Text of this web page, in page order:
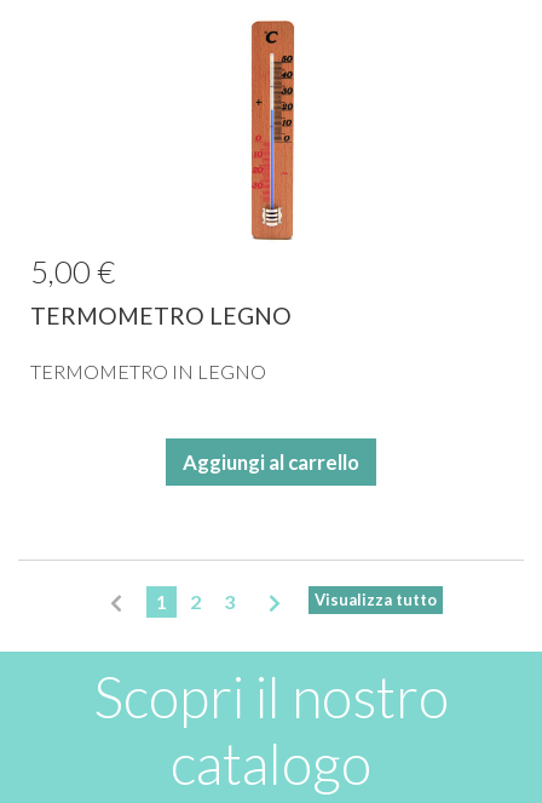
5,00 €
TERMOMETRO LEGNO
TERMOMETRO IN LEGNO
Aggiungi al carrello
Visualizza tutto
1 2 3
Scopri il nostro
catalogo